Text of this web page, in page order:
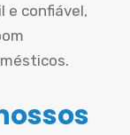
e confiável,